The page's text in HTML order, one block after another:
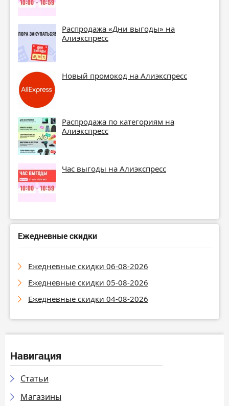
Распродажа «Дни выгоды» на
Алиэкспресс
Новый промокод на Алиэкспресс
Распродажа по категориям на
Алиэкспресс
Час выгоды на Алиэкспресс
Ежедневные скидки
Ежедневные скидки 06-08-2026
Ежедневные скидки 05-08-2026
Ежедневные скидки 04-08-2026
Навигация
Статьи
Магазины